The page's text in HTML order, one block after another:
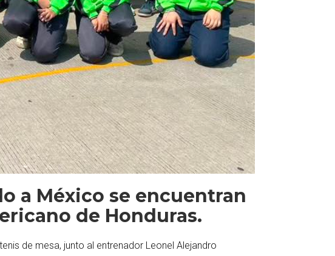
a México se encuentran
de Honduras.
de mesa, junto al entrenador Leonel Alejandro